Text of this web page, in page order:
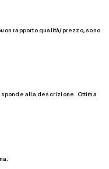
rapporto qualità/prezzo, sono
alla descrizione. Ottima